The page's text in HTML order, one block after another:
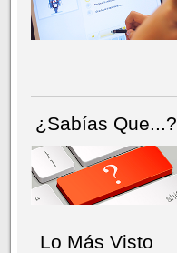
¿Sabías Que...?
Lo Más Visto